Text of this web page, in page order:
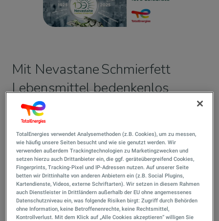
Mit Nevastane Schmierfett
Lebensmittel bedenkenlos
herstellen.
Angesichts der hohen Anforderungen in der
Lebensmittelindustrie haben wir die Nevastane
Schmierstoffreihe vor mehr als 50 Jahren auf den Markt
gebracht. Weitreichende Konsequenzen für den
Endverbraucher und für das Image Ihres Unternehmens
werden vermieden.
TotalEnergies verwendet Analysemethoden (z.B. Cookies), um zu messen,
wie häufig unsere Seiten besucht und wie sie genutzt werden. Wir
verwenden außerdem Trackingtechnologien zu Marketingzwecken und
setzen hierzu auch Drittanbieter ein, die ggf. geräteübergreifend Cookies,
Fingerprints, Tracking-Pixel und IP-Adressen nutzen. Auf unserer Seite
betten wir Drittinhalte von anderen Anbietern ein (z.B. Social Plugins,
Kartendienste, Videos, externe Schriftarten). Wir setzen in diesem Rahmen
auch Dienstleister in Drittländern außerhalb der EU ohne angemessenes
Datenschutzniveau ein, was folgende Risiken birgt: Zugriff durch Behörden
ohne Information, keine Betroffenenrechte, keine Rechtsmittel,
Kontrollverlust. Mit dem Klick auf „Alle Cookies akzeptieren“ willigen Sie